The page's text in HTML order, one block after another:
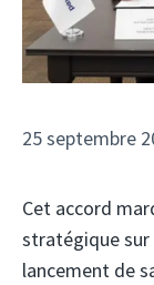
25 septembre
Cet accord
stratégique sur
lancement de